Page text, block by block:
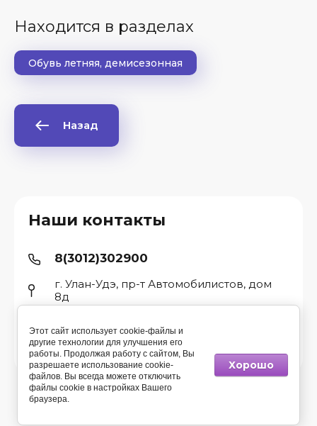
Находится в разделах
Обувь летняя, демисезонная
Назад
© 2015 - 2026 Компания Спец
Наши контакты
8(3012)302900
г. Улан-Удэ, пр-т Автомобилистов, дом
8д
Этот сайт использует cookie-файлы и
другие технологии для улучшения его
работы. Продолжая работу с сайтом, Вы
разрешаете использование cookie-
файлов. Вы всегда можете отключить
файлы cookie в настройках Вашего
браузера.
Хорошо